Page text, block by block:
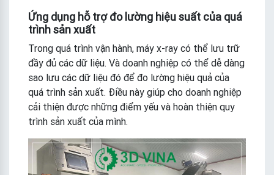
Ứng dụng hỗ trợ đo lường hiệu suất của quá
trình sản xuất
Trong quá trình vận hành, máy x-ray có thể lưu trữ
đầy đủ các dữ liệu. Và doanh nghiệp có thể dễ dàng
sao lưu các dữ liệu đó để đo lường hiệu quả của
quá trình sản xuất. Điều này giúp cho doanh nghiệp
cải thiện được những điểm yếu và hoàn thiện quy
trình sản xuất của mình.